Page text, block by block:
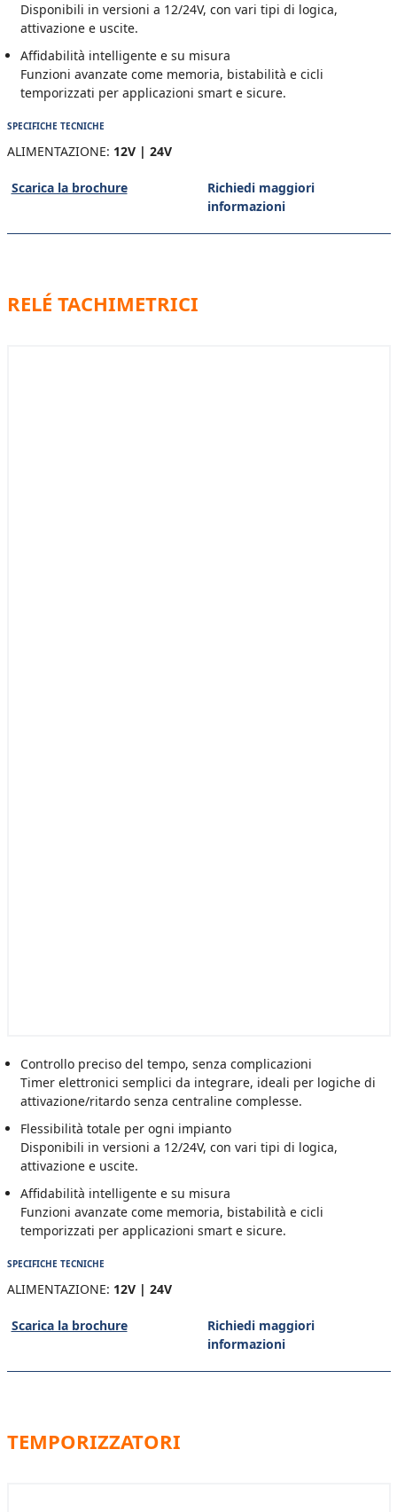
Disponibili in versioni a 12/24V, con vari tipi di logica,
attivazione e uscite.
Affidabilità intelligente e su misura
Funzioni avanzate come memoria, bistabilità e cicli
temporizzati per applicazioni smart e sicure.
SPECIFICHE TECNICHE
ALIMENTAZIONE: 12V | 24V
Scarica la brochure
Richiedi maggiori
informazioni
RELÉ TACHIMETRICI
Controllo preciso del tempo, senza complicazioni
Timer elettronici semplici da integrare, ideali per logiche di
attivazione/ritardo senza centraline complesse.
Flessibilità totale per ogni impianto
Disponibili in versioni a 12/24V, con vari tipi di logica,
attivazione e uscite.
Affidabilità intelligente e su misura
Funzioni avanzate come memoria, bistabilità e cicli
temporizzati per applicazioni smart e sicure.
SPECIFICHE TECNICHE
ALIMENTAZIONE: 12V | 24V
Scarica la brochure
Richiedi maggiori
informazioni
TEMPORIZZATORI